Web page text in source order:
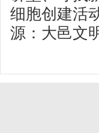
细胞创建活
源：大邑文